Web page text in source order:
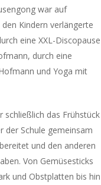
war auf
Kindern verlängerte
eine XXL-Discopause
durch eine
und Yoga mit
schließlich das Frühstück
der Schule gemeinsam
und den anderen
Von Gemüsesticks
und Obstplatten bis hin